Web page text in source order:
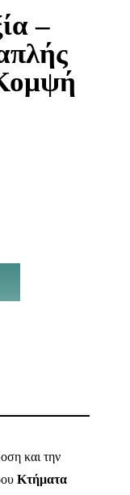
–
και την
Κτήματα